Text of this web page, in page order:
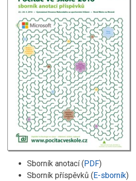
Sborník anotací (PDF)
Sborník příspěvků (E-sborník)